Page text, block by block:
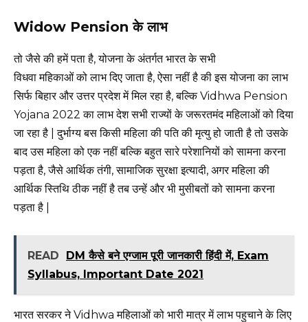
Widow Pension के लाभ
तो जैसे की हमें पता है, योजना के अंतर्गत भारत के सभी
विधवा महिकाओं को लाभ दिए जाता है, ऐसा नहीं है की इस योजना का लाभ
सिर्फ बिहार और उत्तर प्रदेश में मिल रहा है, बल्कि Vidhwa Pension
Yojana 2022 का लाभ देश सभी राज्यों के जरूरतमंद महिलाओं को दिया
जा रहा है | दुर्भाग्य बस किसी महिला की पति की मृत्यु हो जाती है तो उसके
बाद उस महिला को एक नहीं बल्कि बहुत सारे परेशानियों को सामना करना
पड़ता है, जैसे आर्थिक तंगी, सामाजिक सुरक्षा इत्यादी, अगर महिला की
आर्थिक स्तिथि ठीक नहीं है तब उन्हें और भी मुसीबतों को सामना करना
पड़ता है |
READ
DM कैसे बने एग्जाम पूरी जानकारी हिंदी में, Exam
Syllabus, Important Date 2021
भारत सरकर ने Vidhwa महिलाओं को भारी मात्र में लाभ पहुचाने के लिए